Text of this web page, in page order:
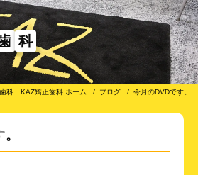
科
科 KAZ矯正歯科 ホーム ブログ 今月のDVDです。
介